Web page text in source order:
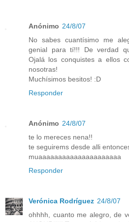
Anónimo 24/8/07
No sabes cuantísimo me
genial para tí!!! De verdad
Ojalá los conquistes a ellos
nosotras!
Muchísimos besitos! :D
Responder
Anónimo 24/8/07
te lo mereces nena!!
te seguirems desde alli
muaaaaaaaaaaaaaaaaaaaaa
Responder
Verónica Rodríguez 24/8/07
ohhhh, cuanto me alegro, de